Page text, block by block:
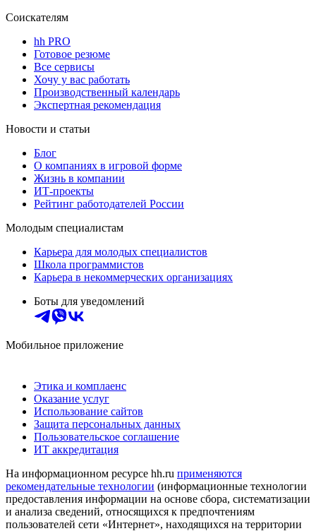
Соискателям
hh PRO
Готовое резюме
Все сервисы
Хочу у вас работать
Производственный календарь
Экспертная рекомендация
Новости и статьи
Блог
О компаниях в игровой форме
Жизнь в компании
ИТ-проекты
Рейтинг работодателей России
Молодым специалистам
Карьера для молодых специалистов
Школа программистов
Карьера в некоммерческих организациях
Боты для уведомлений
Мобильное приложение
Этика и комплаенс
Оказание услуг
Использование сайтов
Защита персональных данных
Пользовательское соглашение
ИТ аккредитация
На информационном ресурсе hh.ru применяются
рекомендательные технологии (информационные технологии
предоставления информации на основе сбора, систематизации
и анализа сведений, относящихся к предпочтениям
пользователей сети «Интернет», находящихся на территории